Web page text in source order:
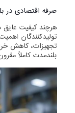
صرفه اقتصادی در
هرچند کیفیت عایق
تولیدکنندگان
تجهیزات، کاهش
بلندمدت کاملاً